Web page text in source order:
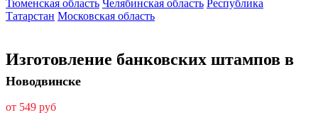
Тюменская область Челябинская область Республика
Татарстан Московская область
Изготовление банковских штампов в
Новодвинске
от 549 руб